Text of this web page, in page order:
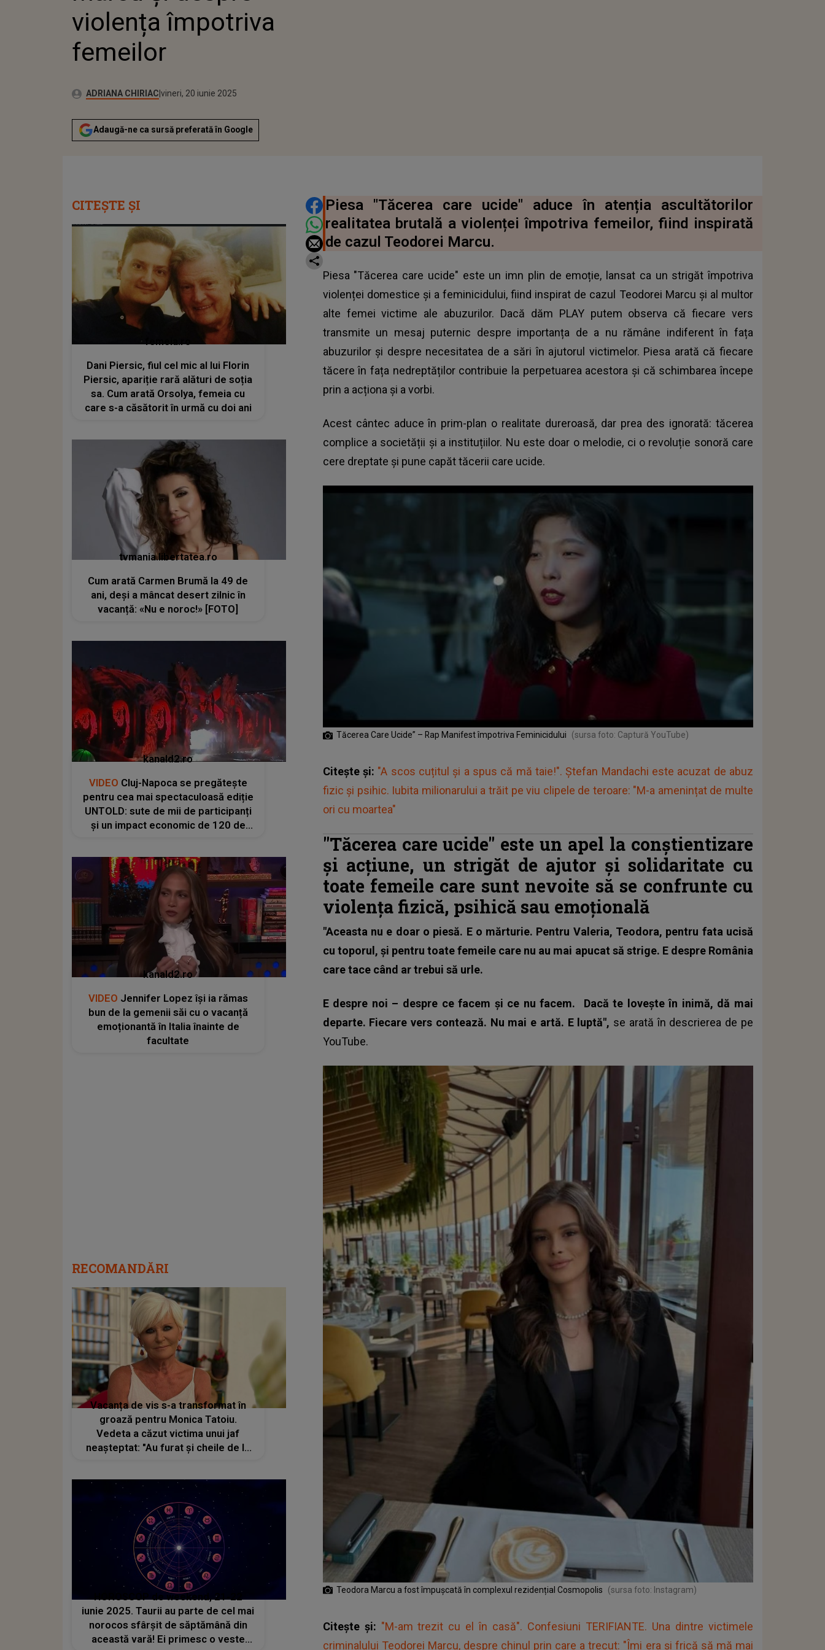
violența împotriva
femeilor
Autor:ADRIANA CHIRIACPublicat:
vineri, 20 iunie 2025
Actualizat:
vineri, 20 iunie 2025
Adaugă-ne ca sursă preferată în Google
DISTRIBUIE ARTICOLUL
Piesa "Tăcerea care ucide" aduce în atenția ascultătorilor
realitatea brutală a violenței împotriva femeilor, fiind inspirată
de cazul Teodorei Marcu.
Piesa "Tăcerea care ucide" este un imn plin de emoție, lansat ca un strigăt împotriva
violenței domestice și a feminicidului, fiind inspirat de cazul Teodorei Marcu și al multor
alte femei victime ale abuzurilor. Dacă dăm PLAY putem observa că fiecare vers
transmite un mesaj puternic despre importanța de a nu rămâne indiferent în fața
abuzurilor și despre necesitatea de a sări în ajutorul victimelor. Piesa arată că fiecare
tăcere în fața nedreptăților contribuie la perpetuarea acestora și că schimbarea începe
prin a acționa și a vorbi.
Acest cântec aduce în prim-plan o realitate dureroasă, dar prea des ignorată: tăcerea
complice a societății și a instituțiilor. Nu este doar o melodie, ci o revoluție sonoră care
cere dreptate și pune capăt tăcerii care ucide.
Tăcerea Care Ucide” – Rap Manifest împotriva Feminicidului (sursa foto: Captură YouTube)
Citește și: "A scos cuțitul și a spus că mă taie!". Ștefan Mandachi este acuzat de abuz
fizic și psihic. Iubita milionarului a trăit pe viu clipele de teroare: "M-a amenințat de multe
ori cu moartea"
"Tăcerea care ucide" este un apel la conștientizare
și acțiune, un strigăt de ajutor și solidaritate cu
toate femeile care sunt nevoite să se confrunte cu
violența fizică, psihică sau emoțională
"Aceasta nu e doar o piesă. E o mărturie. Pentru Valeria, Teodora, pentru fata ucisă
cu toporul, și pentru toate femeile care nu au mai apucat să strige. E despre România
care tace când ar trebui să urle.
E despre noi – despre ce facem și ce nu facem. Dacă te lovește în inimă, dă mai
departe. Fiecare vers contează. Nu mai e artă. E luptă", se arată în descrierea de pe
YouTube.
Teodora Marcu a fost împușcată în complexul rezidențial Cosmopolis (sursa foto: Instagram)
Citește și: "M-am trezit cu el în casă". Confesiuni TERIFIANTE. Una dintre victimele
criminalului Teodorei Marcu, despre chinul prin care a trecut: "Îmi era și frică să mă mai
CITEȘTE ȘI
femeia.ro
Dani Piersic, fiul cel mic al lui Florin
Piersic, apariție rară alături de soția
sa. Cum arată Orsolya, femeia cu
care s-a căsătorit în urmă cu doi ani
tvmania.libertatea.ro
Cum arată Carmen Brumă la 49 de
ani, deși a mâncat desert zilnic în
vacanță: «Nu e noroc!» [FOTO]
kanald2.ro
VIDEO Cluj-Napoca se pregătește
pentru cea mai spectaculoasă ediție
UNTOLD: sute de mii de participanți
și un impact economic de 120 de
kanald2.ro
VIDEO Jennifer Lopez își ia rămas
bun de la gemenii săi cu o vacanță
emoționantă în Italia înainte de
facultate
RECOMANDĂRI
Vacanța de vis s-a transformat în
groază pentru Monica Tatoiu.
Vedeta a căzut victima unui jaf
neașteptat: "Au furat și cheile de la
HOROSCOP de weekend, 21-22
iunie 2025. Taurii au parte de cel mai
norocos sfârșit de săptămână din
această vară! Ei primesc o veste